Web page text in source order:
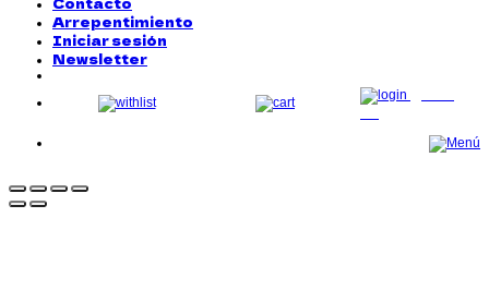
Arrepentimiento
Iniciar sesión
Newsletter